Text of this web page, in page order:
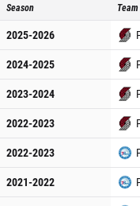
Season Team
2025-2026
2024-2025
2023-2024
2022-2023
2022-2023
2021-2022